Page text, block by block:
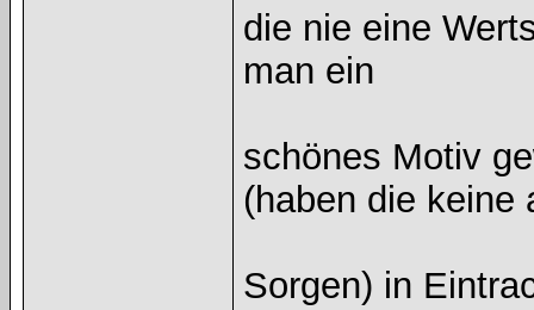
die nie eine
man ein
schönes Motiv
(haben die keine
Sorgen) in